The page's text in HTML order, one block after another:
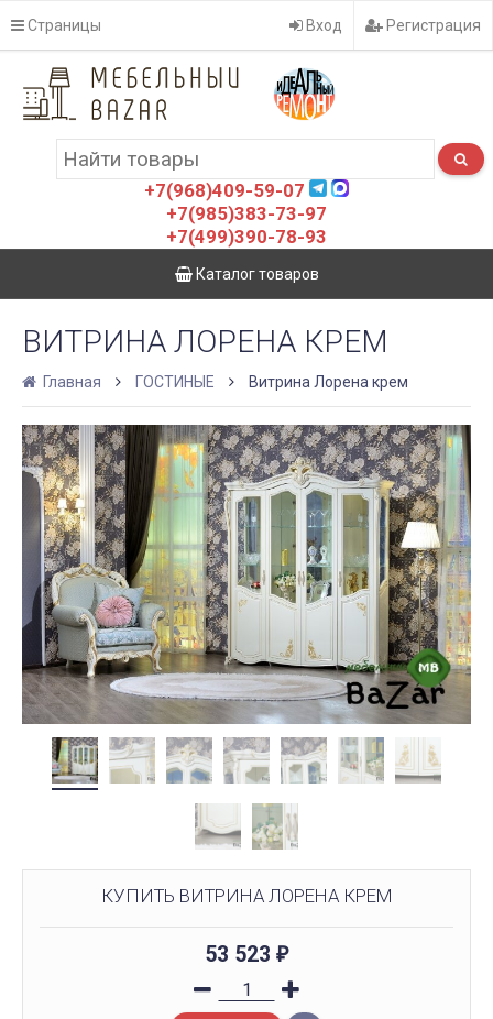
Страницы Вход Регистрация
+7(968)409-59-07
+7(985)383-73-97
+7(499)390-78-93
Каталог товаров
ВИТРИНА ЛОРЕНА КРЕМ
Главная ГОСТИНЫЕ Витрина Лорена крем
КУПИТЬ ВИТРИНА ЛОРЕНА КРЕМ
53 523 ₽